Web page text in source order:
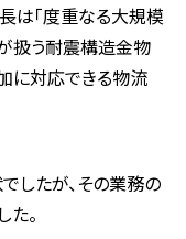
は「度重なる大規模
扱う耐震構造金物
に対応できる物流
したが、その業務の
。